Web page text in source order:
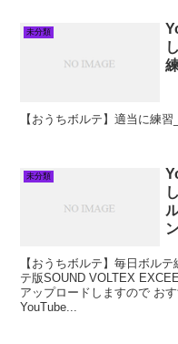
未分類
【おうちボルテ】適当に練
未分類
【おうちボルテ】毎日ボル
テ版SOUND VOLTEX
アップロードしますので お
YouTube...